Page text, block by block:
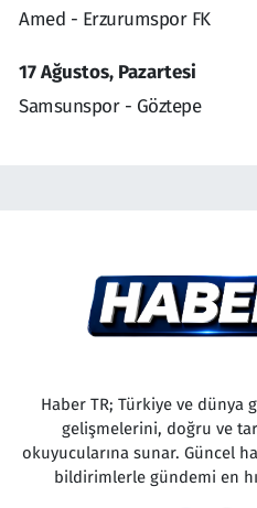
Amed - Erzurumspor FK
17 Ağustos, Pazartesi
Samsunspor - Göztepe
Haber TR; Türkiye ve
gelişmelerini, doğru ve
okuyucularına sunar. Güncel
bildirimlerle gündemi en